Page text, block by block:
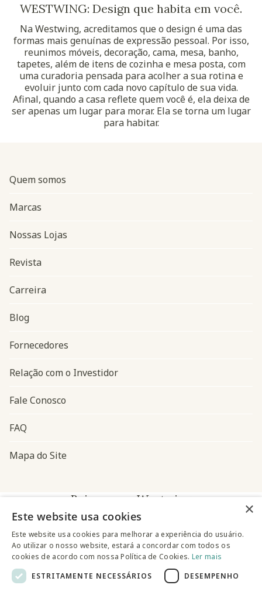
WESTWING: Design que habita em você.
Na Westwing, acreditamos que o design é uma das
formas mais genuínas de expressão pessoal. Por isso,
reunimos móveis, decoração, cama, mesa, banho,
tapetes, além de itens de cozinha e mesa posta, com
uma curadoria pensada para acolher a sua rotina e
evoluir junto com cada novo capítulo de sua vida.
Afinal, quando a casa reflete quem você é, ela deixa de
ser apenas um lugar para morar. Ela se torna um lugar
para habitar.
Navegação do rodapé
Quem somos
Marcas
Nossas Lojas
Revista
Carreira
Blog
Fornecedores
Relação com o Investidor
Fale Conosco
FAQ
Mapa do Site
Baixe o app Westwing
×
Este website usa cookies
Este website usa cookies para melhorar a experiência do usuário.
Ao utilizar o nosso website, estará a concordar com todos os
cookies de acordo com nossa Política de Cookies. Ler mais
ESTRITAMENTE NECESSÁRIOS
DESEMPENHO